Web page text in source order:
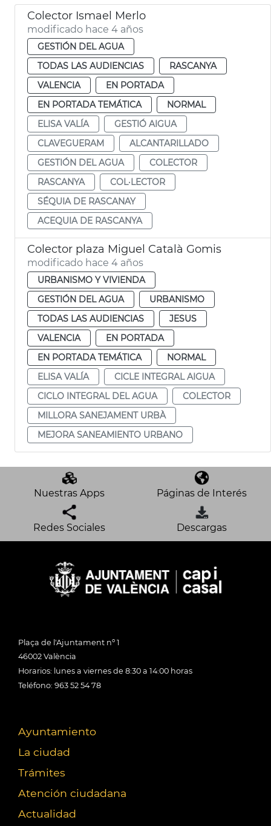
Colector Ismael Merlo
modificado hace 4 años
GESTIÓN DEL AGUA
TODAS LAS AUDIENCIAS
RASCANYA
VALENCIA
EN PORTADA
EN PORTADA TEMÁTICA
NORMAL
ELISA VALÍA
GESTIÓ AIGUA
CLAVEGUERAM
ALCANTARILLADO
GESTIÓN DEL AGUA
COLECTOR
RASCANYA
COL·LECTOR
SÉQUIA DE RASCANAY
ACEQUIA DE RASCANYA
Colector plaza Miguel Català Gomis
modificado hace 4 años
URBANISMO Y VIVIENDA
GESTIÓN DEL AGUA
URBANISMO
TODAS LAS AUDIENCIAS
JESUS
VALENCIA
EN PORTADA
EN PORTADA TEMÁTICA
NORMAL
ELISA VALÍA
CICLE INTEGRAL AIGUA
CICLO INTEGRAL DEL AGUA
COLECTOR
MILLORA SANEJAMENT URBÀ
MEJORA SANEAMIENTO URBANO
Nuestras Apps Páginas de Interés
Redes Sociales Descargas
Plaça de l'Ajuntament nº 1
46002 València
Horarios: lunes a viernes de 8:30 a 14:00 horas
Teléfono: 963 52 54 78
Ayuntamiento
La ciudad
Trámites
Atención ciudadana
Actualidad